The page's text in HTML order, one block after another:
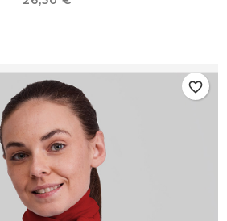
favorite_border